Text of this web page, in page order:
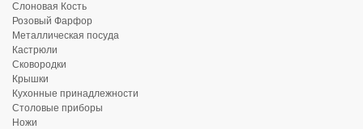
Слоновая Кость
Розовый Фарфор
Металлическая посуда
Кастрюли
Сковородки
Крышки
Кухонные принадлежности
Столовые приборы
Ножи